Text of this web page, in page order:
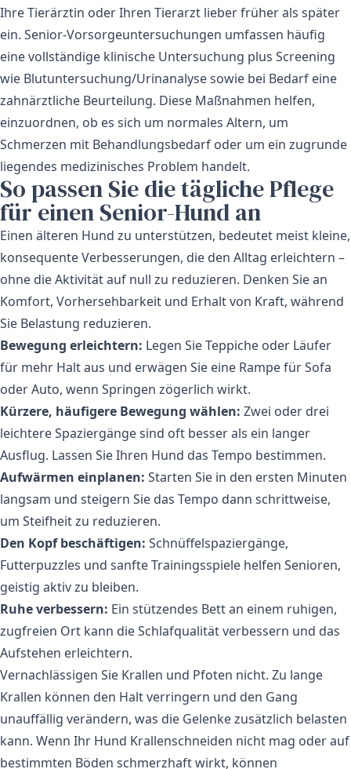
Ihre Tierärztin oder Ihren Tierarzt lieber früher als später
ein. Senior-Vorsorgeuntersuchungen umfassen häufig
eine vollständige klinische Untersuchung plus Screening
wie Blutuntersuchung/Urinanalyse sowie bei Bedarf eine
zahnärztliche Beurteilung. Diese Maßnahmen helfen,
einzuordnen, ob es sich um normales Altern, um
Schmerzen mit Behandlungsbedarf oder um ein zugrunde
liegendes medizinisches Problem handelt.
So passen Sie die tägliche Pflege
für einen Senior-Hund an
Einen älteren Hund zu unterstützen, bedeutet meist kleine,
konsequente Verbesserungen, die den Alltag erleichtern –
ohne die Aktivität auf null zu reduzieren. Denken Sie an
Komfort, Vorhersehbarkeit und Erhalt von Kraft, während
Sie Belastung reduzieren.
Bewegung erleichtern: Legen Sie Teppiche oder Läufer
für mehr Halt aus und erwägen Sie eine Rampe für Sofa
oder Auto, wenn Springen zögerlich wirkt.
Kürzere, häufigere Bewegung wählen: Zwei oder drei
leichtere Spaziergänge sind oft besser als ein langer
Ausflug. Lassen Sie Ihren Hund das Tempo bestimmen.
Aufwärmen einplanen: Starten Sie in den ersten Minuten
langsam und steigern Sie das Tempo dann schrittweise,
um Steifheit zu reduzieren.
Den Kopf beschäftigen: Schnüffelspaziergänge,
Futterpuzzles und sanfte Trainingsspiele helfen Senioren,
geistig aktiv zu bleiben.
Ruhe verbessern: Ein stützendes Bett an einem ruhigen,
zugfreien Ort kann die Schlafqualität verbessern und das
Aufstehen erleichtern.
Vernachlässigen Sie Krallen und Pfoten nicht. Zu lange
Krallen können den Halt verringern und den Gang
unauffällig verändern, was die Gelenke zusätzlich belasten
kann. Wenn Ihr Hund Krallenschneiden nicht mag oder auf
bestimmten Böden schmerzhaft wirkt, können